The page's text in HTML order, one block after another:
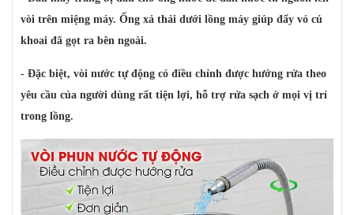
vòi trên miệng máy. Ống xả thải dưới lồng máy giúp đẩy vỏ củ
khoai đã gọt ra bên ngoài.
- Đặc biệt, vòi nước tự động có điều chỉnh được hướng rửa theo
yêu cầu của người dùng rất tiện lợi, hỗ trợ rửa sạch ở mọi vị trí
trong lồng.